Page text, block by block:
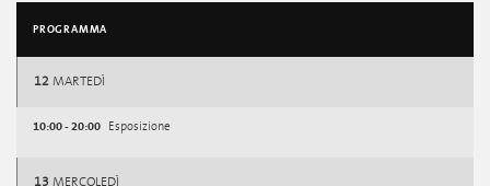
PROGRAMMA
12 MARTEDÌ
10:00 - 20:00 Esposizione
13 MERCOLEDÌ